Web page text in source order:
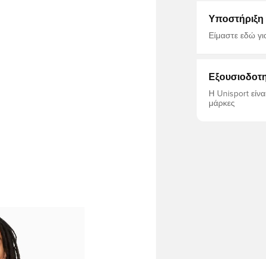
Είμαστε εδώ
Η Unisport
μάρκες